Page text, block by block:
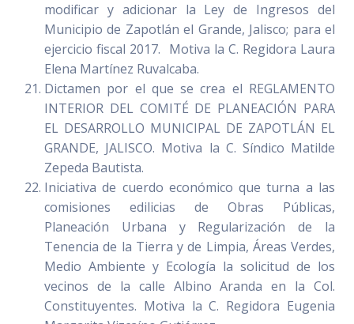
modificar y adicionar la Ley de Ingresos del
Municipio de Zapotlán el Grande, Jalisco; para el
ejercicio fiscal 2017. Motiva la C. Regidora Laura
Elena Martínez Ruvalcaba.
Dictamen por el que se crea el REGLAMENTO
INTERIOR DEL COMITÉ DE PLANEACIÓN PARA
EL DESARROLLO MUNICIPAL DE ZAPOTLÁN EL
GRANDE, JALISCO. Motiva la C. Síndico Matilde
Zepeda Bautista.
Iniciativa de cuerdo económico que turna a las
comisiones edilicias de Obras Públicas,
Planeación Urbana y Regularización de la
Tenencia de la Tierra y de Limpia, Áreas Verdes,
Medio Ambiente y Ecología la solicitud de los
vecinos de la calle Albino Aranda en la Col.
Constituyentes. Motiva la C. Regidora Eugenia